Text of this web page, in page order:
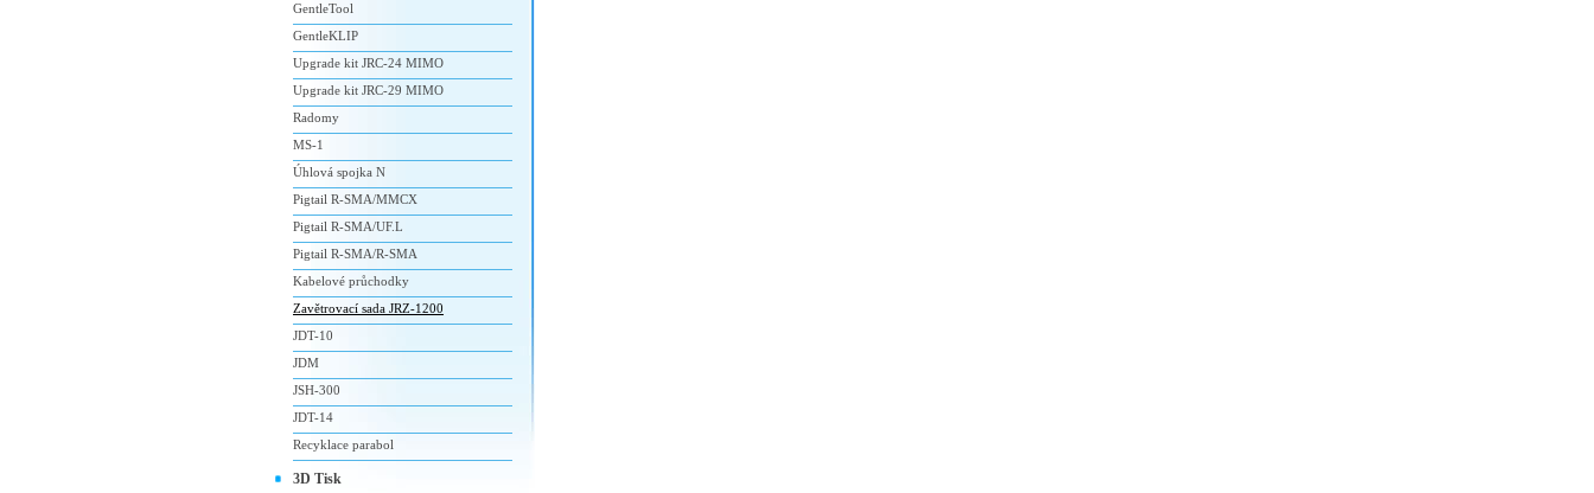
GentleTool
GentleKLIP
Upgrade kit JRC-24 MIMO
Upgrade kit JRC-29 MIMO
Radomy
MS-1
Úhlová spojka N
Pigtail R-SMA/MMCX
Pigtail R-SMA/UF.L
Pigtail R-SMA/R-SMA
Kabelové průchodky
Zavětrovací sada JRZ-1200
JDT-10
JDM
JSH-300
JDT-14
Recyklace parabol
3D Tisk